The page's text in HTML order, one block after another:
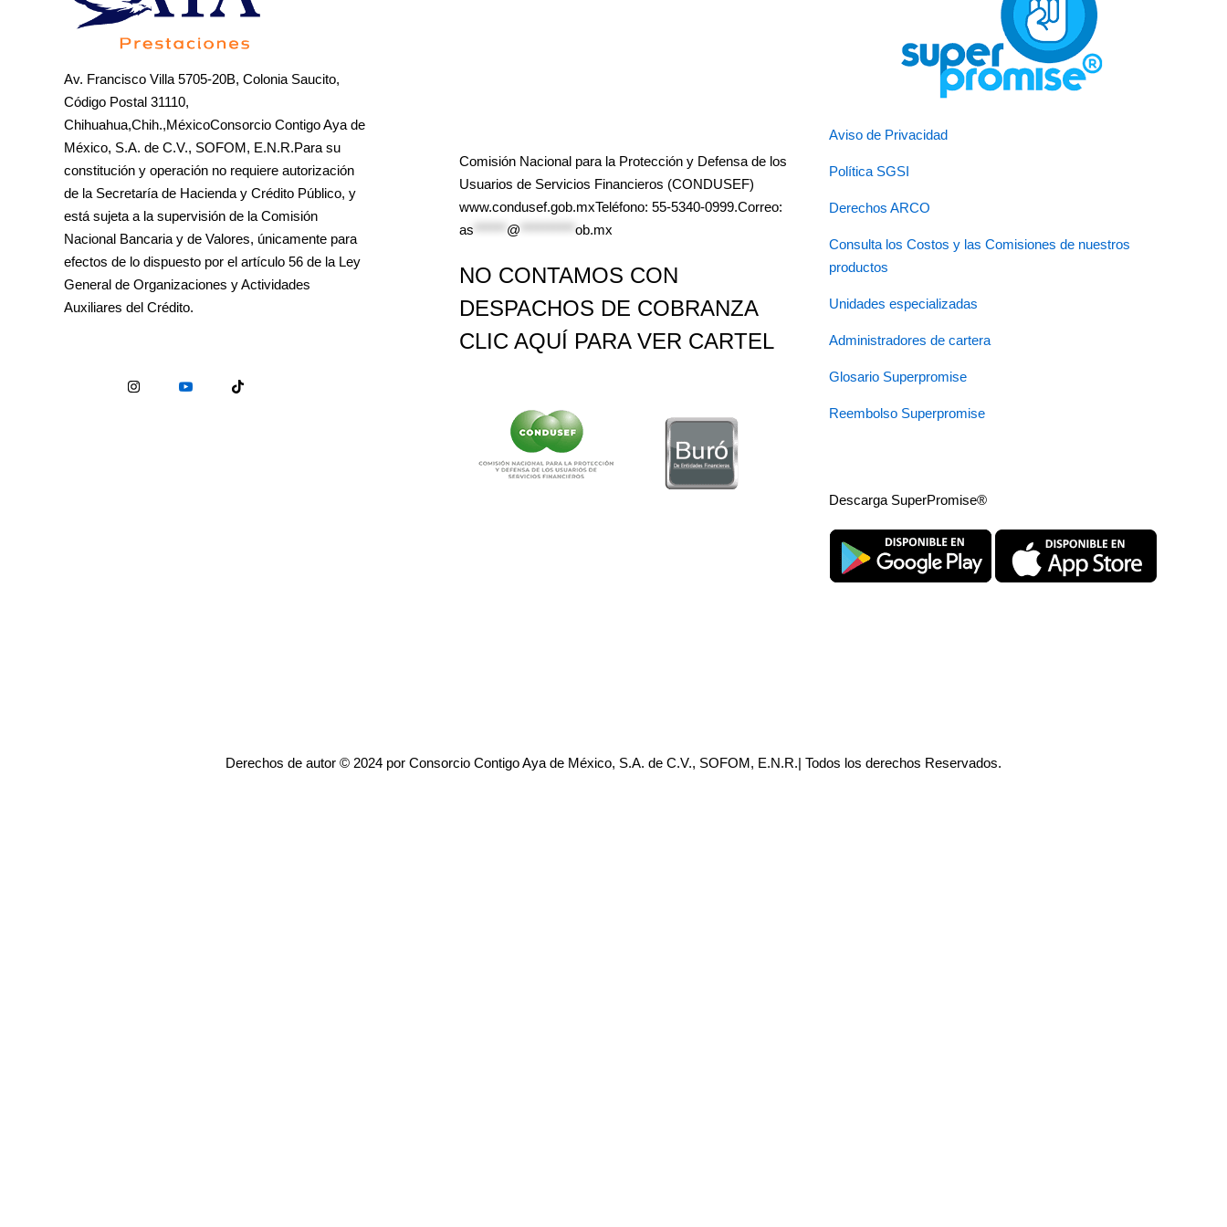
Av. Francisco Villa 5705-20B, Colonia Saucito,
Código Postal 31110,
Chihuahua,Chih.,MéxicoConsorcio Contigo Aya de
México, S.A. de C.V., SOFOM, E.N.R.Para su
constitución y operación no requiere autorización
de la Secretaría de Hacienda y Crédito Público, y
está sujeta a la supervisión de la Comisión
Nacional Bancaria y de Valores, únicamente para
efectos de lo dispuesto por el artículo 56 de la Ley
General de Organizaciones y Actividades
Auxiliares del Crédito.
Comisión Nacional para la Protección y Defensa de los
Usuarios de Servicios Financieros (CONDUSEF)
www.condusef.gob.mxTeléfono: 55-5340-0999.Correo:
as
@ ob.mx
NO CONTAMOS CON
DESPACHOS DE COBRANZA
CLIC AQUÍ PARA VER CARTEL
Aviso de Privacidad
Política SGSI
Derechos ARCO
Consulta los Costos y las Comisiones de nuestros
productos
Unidades especializadas
Administradores de cartera
Glosario Superpromise
Reembolso Superpromise
Descarga SuperPromise®
Derechos de autor © 2024 por Consorcio Contigo Aya de México, S.A. de C.V., SOFOM, E.N.R.| Todos los derechos Reservados.